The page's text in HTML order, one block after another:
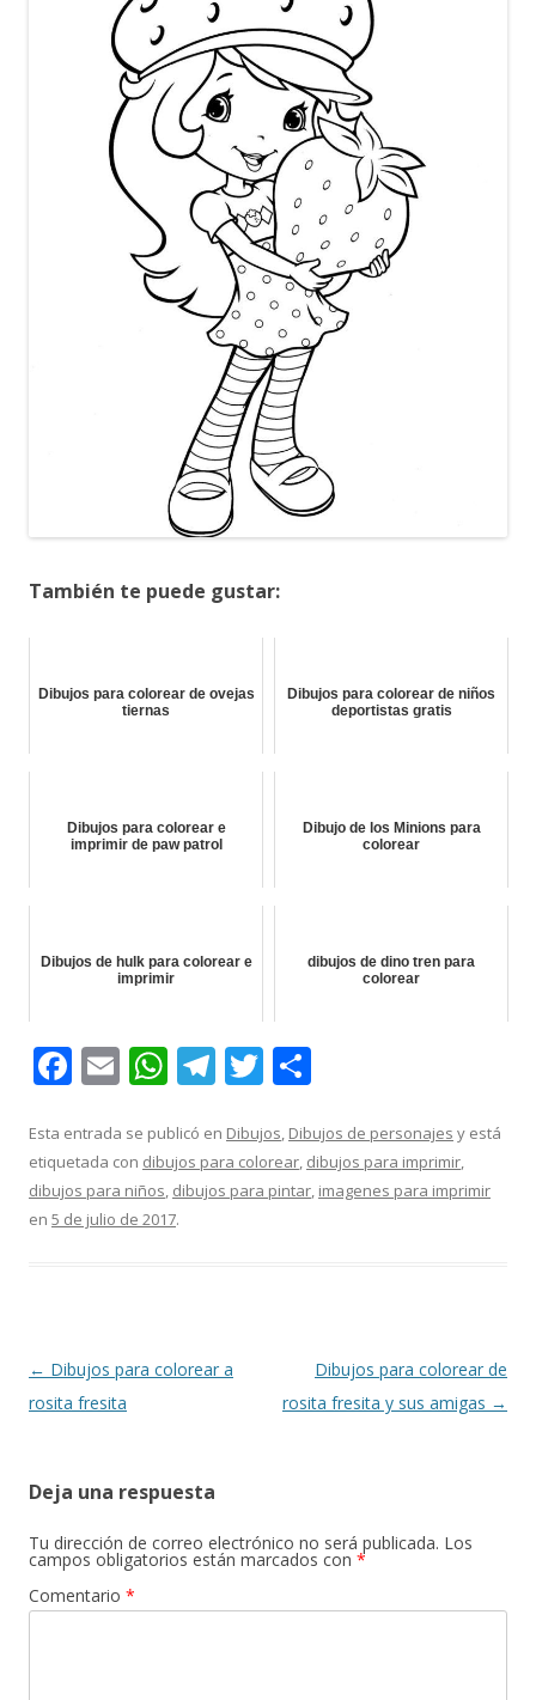
También te puede gustar:
Dibujos para colorear de ovejas
tiernas
Dibujos para colorear de niños
deportistas gratis
Dibujos para colorear e
imprimir de paw patrol
Dibujo de los Minions para
colorear
Dibujos de hulk para colorear e
imprimir
dibujos de dino tren para
colorear
F
e
b
o
E
ai
l
W
at
s
A
T
e
gr
T
itt
er
m
p
Esta entrada se publicó en Dibujos, Dibujos de personajes y está
etiquetada con dibujos para colorear, dibujos para imprimir,
dibujos para niños, dibujos para pintar, imagenes para imprimir
en 5 de julio de 2017.
Navegación
de
← Dibujos para colorear a
rosita fresita
Dibujos para colorear de
rosita fresita y sus amigas →
Deja una respuesta
Tu dirección de correo electrónico no será publicada. Los
campos obligatorios están marcados con *
Comentario *